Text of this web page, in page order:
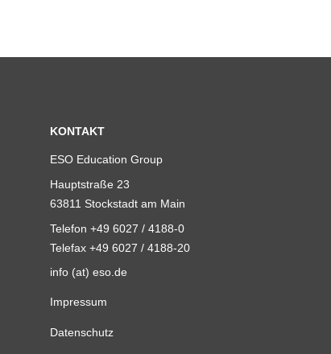
KONTAKT
ESO Education Group
Hauptstraße 23
63811 Stockstadt am Main
Telefon +49 6027 / 4188-0
Telefax +49 6027 / 4188-20
info (at) eso.de
Impressum
Datenschutz